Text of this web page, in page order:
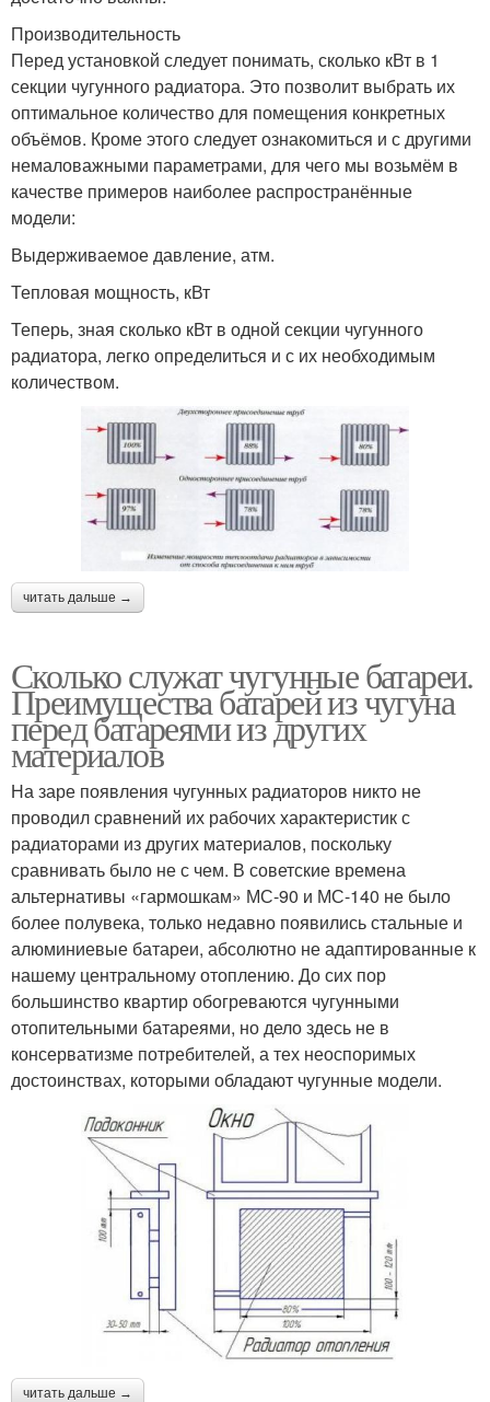
Производительность
Перед установкой следует понимать, сколько кВт в 1
секции чугунного радиатора. Это позволит выбрать их
оптимальное количество для помещения конкретных
объёмов. Кроме этого следует ознакомиться и с другими
немаловажными параметрами, для чего мы возьмём в
качестве примеров наиболее распространённые
модели:
Выдерживаемое давление, атм.
Тепловая мощность, кВт
Теперь, зная сколько кВт в одной секции чугунного
радиатора, легко определиться и с их необходимым
количеством.
читать дальше →
Сколько служат чугунные батареи.
Преимущества батарей из чугуна
перед батареями из других
материалов
На заре появления чугунных радиаторов никто не
проводил сравнений их рабочих характеристик с
радиаторами из других материалов, поскольку
сравнивать было не с чем. В советские времена
альтернативы «гармошкам» МС-90 и МС-140 не было
более полувека, только недавно появились стальные и
алюминиевые батареи, абсолютно не адаптированные к
нашему центральному отоплению. До сих пор
большинство квартир обогреваются чугунными
отопительными батареями, но дело здесь не в
консерватизме потребителей, а тех неоспоримых
достоинствах, которыми обладают чугунные модели.
читать дальше →